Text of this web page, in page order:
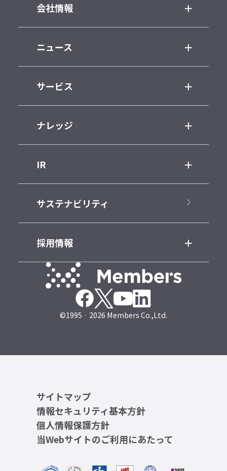
会社情報
ニュース
サービス
ナレッジ
IR
サステナビリティ
採用情報
©1995‐2026 Members Co.,Ltd.
サイトマップ
情報セキュリティ基本方針
個人情報保護方針
当Webサイトのご利用にあたって